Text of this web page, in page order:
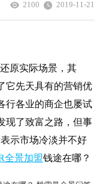
2019-11-21
2100
原实际场景，其
它先天具有的营销优
行各业的商企也屡试
现了致富之路，但事
示市场冷淡并不好
全景加盟钱途在哪？